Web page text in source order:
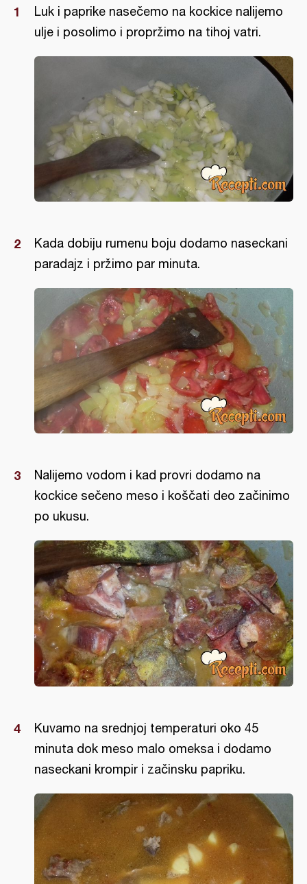
Luk i paprike nasečemo na kockice nalijemo
ulje i posolimo i propržimo na tihoj vatri.
Kada dobiju rumenu boju dodamo naseckani
paradajz i pržimo par minuta.
Nalijemo vodom i kad provri dodamo na
kockice sečeno meso i koščati deo začinimo
po ukusu.
Kuvamo na srednjoj temperaturi oko 45
minuta dok meso malo omeksa i dodamo
naseckani krompir i začinsku papriku.